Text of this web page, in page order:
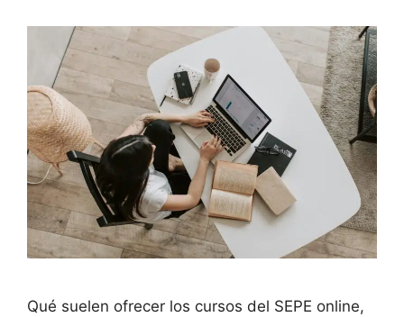
Qué suelen ofrecer los cursos del SEPE online,